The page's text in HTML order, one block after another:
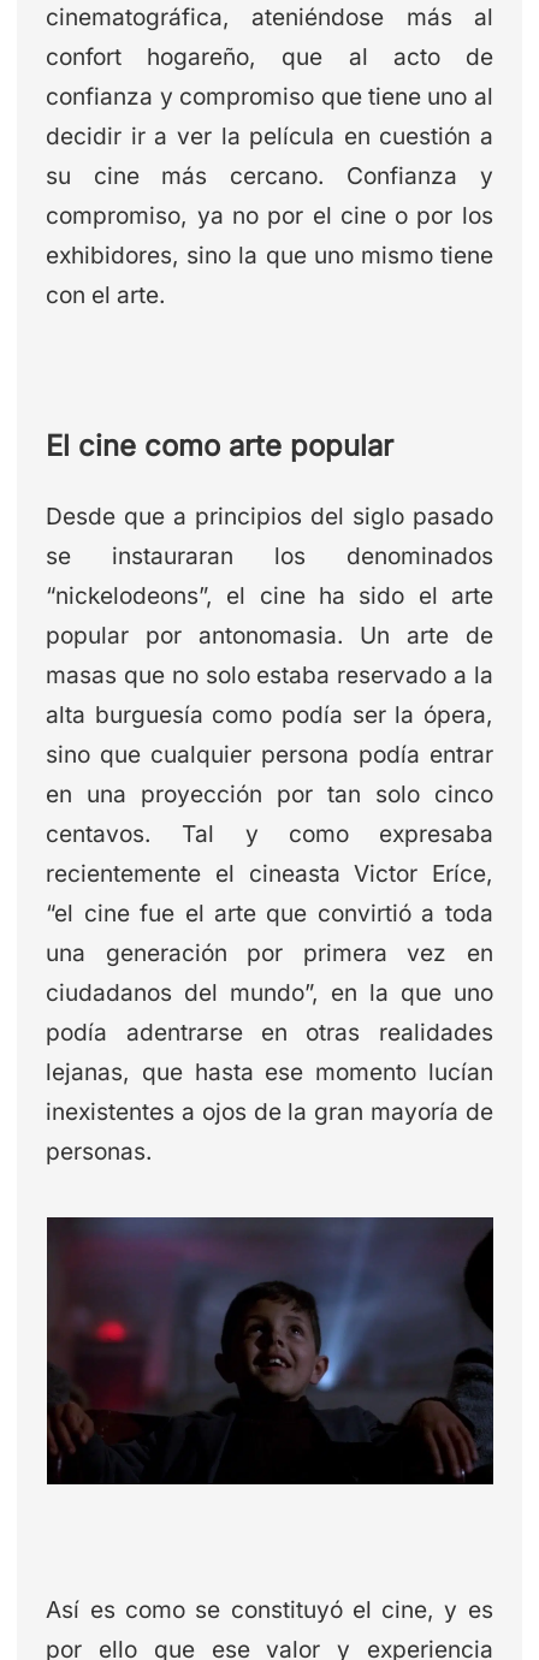
cinematográfica, ateniéndose más al
confort hogareño, que al acto de
confianza y compromiso que tiene uno al
decidir ir a ver la película en cuestión a
su cine más cercano. Confianza y
compromiso, ya no por el cine o por los
exhibidores, sino la que uno mismo tiene
con el arte.
El cine como arte popular
Desde que a principios del siglo pasado
se instauraran los denominados
“nickelodeons”, el cine ha sido el arte
popular por antonomasia. Un arte de
masas que no solo estaba reservado a la
alta burguesía como podía ser la ópera,
sino que cualquier persona podía entrar
en una proyección por tan solo cinco
centavos. Tal y como expresaba
recientemente el cineasta Victor Eríce,
“el cine fue el arte que convirtió a toda
una generación por primera vez en
ciudadanos del mundo”, en la que uno
podía adentrarse en otras realidades
lejanas, que hasta ese momento lucían
inexistentes a ojos de la gran mayoría de
personas.
Así es como se constituyó el cine, y es
por ello que ese valor y experiencia